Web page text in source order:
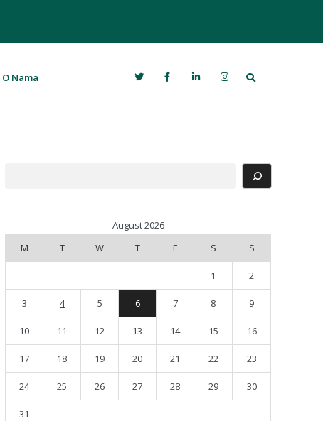
O Nama Search
August 2026
M
T W T F S S
1 2
3 4 5 6 7 8 9
10 11 12 13 14 15 16
17 18 19 20 21 22 23
24 25 26 27 28 29 30
31